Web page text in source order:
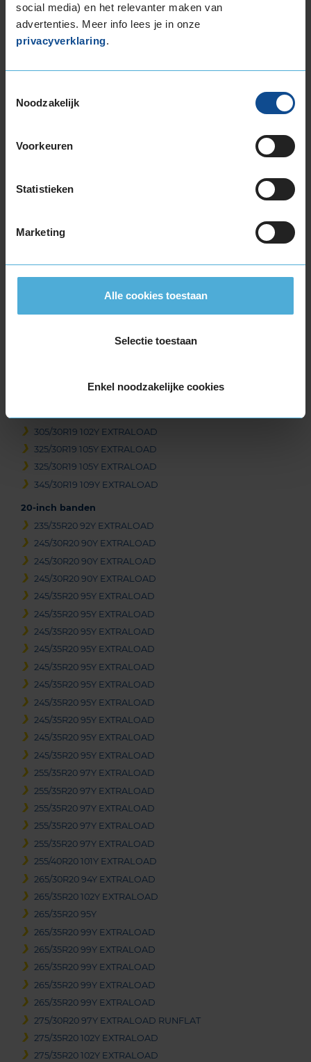
social media) en het relevanter maken van
advertenties. Meer info lees je in onze
privacyverklaring.
Noodzakelijk
Voorkeuren
Statistieken
Marketing
Alle cookies toestaan
Selectie toestaan
Enkel noodzakelijke cookies
255/35R19 96Y EXTRALOAD
255/35R19 96Y EXTRALOAD
255/35R19 96Y EXTRALOAD
265/35R19 98Y EXTRALOAD
265/35R19 98Y EXTRALOAD
275/35R19 100Y EXTRALOAD
275/35R19 100Y EXTRALOAD
285/35R19 103Y EXTRALOAD
305/30R19 102Y EXTRALOAD
325/30R19 105Y EXTRALOAD
325/30R19 105Y EXTRALOAD
345/30R19 109Y EXTRALOAD
20-inch banden
235/35R20 92Y EXTRALOAD
245/30R20 90Y EXTRALOAD
245/30R20 90Y EXTRALOAD
245/30R20 90Y EXTRALOAD
245/35R20 95Y EXTRALOAD
245/35R20 95Y EXTRALOAD
245/35R20 95Y EXTRALOAD
245/35R20 95Y EXTRALOAD
245/35R20 95Y EXTRALOAD
245/35R20 95Y EXTRALOAD
245/35R20 95Y EXTRALOAD
245/35R20 95Y EXTRALOAD
245/35R20 95Y EXTRALOAD
245/35R20 95Y EXTRALOAD
255/35R20 97Y EXTRALOAD
255/35R20 97Y EXTRALOAD
255/35R20 97Y EXTRALOAD
255/35R20 97Y EXTRALOAD
255/35R20 97Y EXTRALOAD
255/40R20 101Y EXTRALOAD
265/30R20 94Y EXTRALOAD
265/35R20 102Y EXTRALOAD
265/35R20 95Y
265/35R20 99Y EXTRALOAD
265/35R20 99Y EXTRALOAD
265/35R20 99Y EXTRALOAD
265/35R20 99Y EXTRALOAD
265/35R20 99Y EXTRALOAD
275/30R20 97Y EXTRALOAD RUNFLAT
275/35R20 102Y EXTRALOAD
275/35R20 102Y EXTRALOAD